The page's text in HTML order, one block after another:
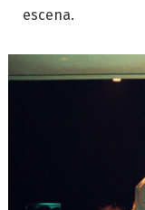
escena.